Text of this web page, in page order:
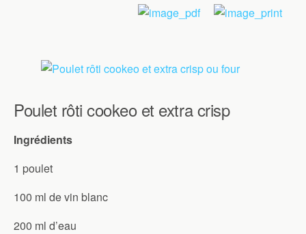
Poulet rôti cookeo et extra crisp
Ingrédients
1 poulet
100 ml de vin blanc
200 ml d’eau